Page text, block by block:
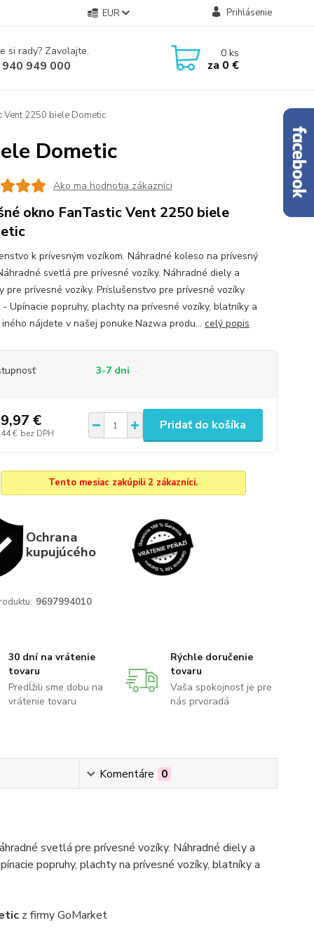
EUR Prihlásenie
si rady? Zavolajte.
949 000
0ks
za 0 €
Vent 2250 biele Dometic
Dometic
Ako ma hodnotia zákazníci
okno FanTastic Vent 2250 biele
k prívesným vozíkom. Náhradné koleso na prívesný
svetlá pre prívesné vozíky. Náhradné diely a
pre prívesné vozíky. Príslušenstvo pre prívesné vozíky.
Upínacie popruhy, plachty na prívesné vozíky, blatníky a
nájdete v našej ponuke.Nazwa produ... celý popis
3-7 dni
€
€ bez DPH
Pridať do košíka
Tento mesiac zakúpili 2 zákazníci.
Ochrana
kupujúcého
9697994010
30 dní na vrátenie
tovaru
Predĺžili sme dobu na
vrátenie tovaru
Rýchle doručenie
tovaru
Vaša spokojnosť je pre
nás prvoradá
Komentáre 0
svetlá pre prívesné vozíky. Náhradné diely a
popruhy, plachty na prívesné vozíky, blatníky a
z firmy GoMarket